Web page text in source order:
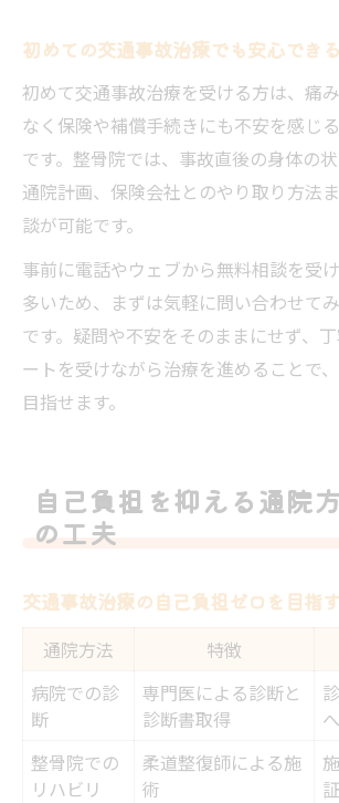
初めての交通事故治療でも安心でき
初めて交通事故治療を受ける方は、痛
なく保険や補償手続きにも不安を感じ
です。整骨院では、事故直後の身体の
通院計画、保険会社とのやり取り方法
談が可能です。
事前に電話やウェブから無料相談を受
多いため、まずは気軽に問い合わせて
です。疑問や不安をそのままにせず、
ートを受けながら治療を進めることで
目指せます。
自己負担を抑える通院
の工夫
交通事故治療の自己負担ゼロを目指
通院方法 特徴
病院での診
断
専門医による診断と
診断書取得
整骨院での
リハビリ
柔道整復師による施
術